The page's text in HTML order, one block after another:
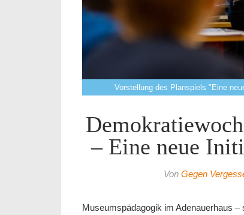
Vorstellung des Planspiels "Eine
– Eine neue
Von Gegen
Museumspädagogik im Adenauerhaus